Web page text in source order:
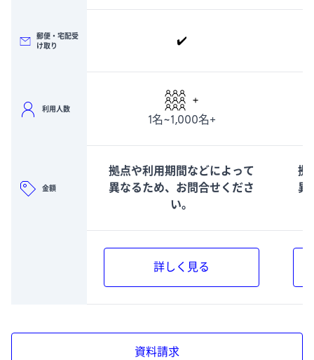
郵便・宅配受
け取り
✔️
利用人数
1名~1,000名+
金額
拠点や利用期間などによって
異なるため、お問合せくださ
い。
拠
異
詳しく見る
資料請求